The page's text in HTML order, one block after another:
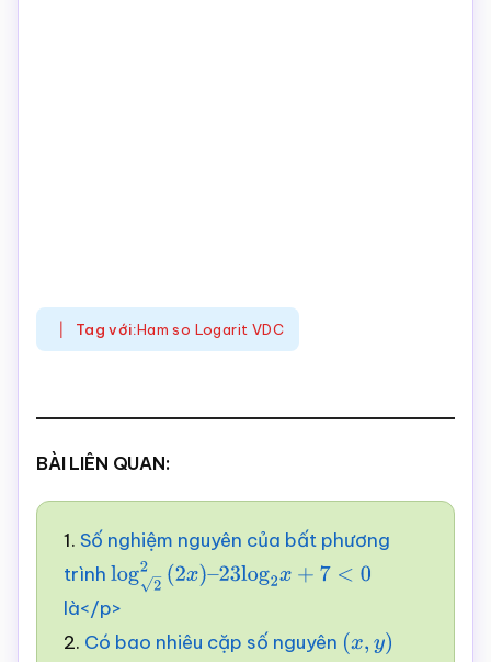
Tag với:Ham so Logarit VDC
BÀI LIÊN QUAN:
1. Số nghiệm nguyên của bất phương
trình log22 (2x)–23log2x +7 <0
là</p>
2. Có bao nhiêu cặp số nguyên (x,y)